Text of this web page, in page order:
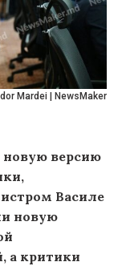
Mardei | NewsMaker
новую версию
Василе
новую
а критики